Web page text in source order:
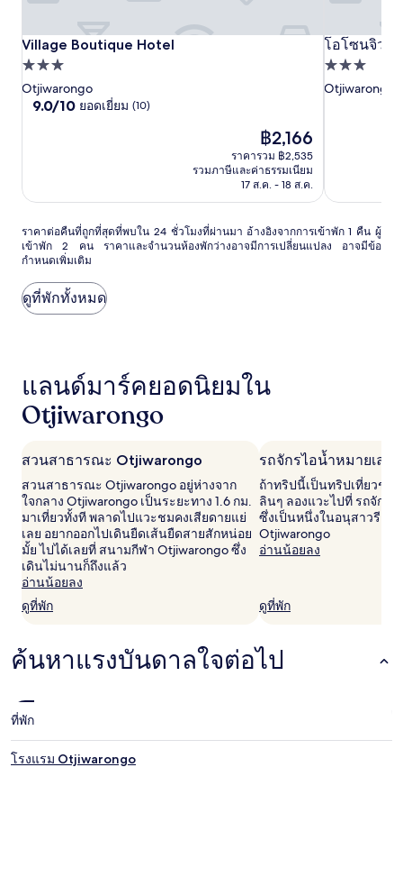
ห้อง
พัก
ว่าง
อาจ
กำหนด
เติม
Village
Boutique
Hotel
Village
Boutique
Hotel
Village Boutique Hotel
Village Boutique Hotel
ที่พัก
3.0
ดาว
Otjiwarongo
9.0
9.0/10 ยอดเยี่ยม (10)
ราคา
ปัจจุบัน
คือ
฿2,166
฿2,166
ราคารวม ฿2,535
รวมภาษีและค่าธรรมเนียม
17 ส.ค. - 18 ส.ค.
โอโซน
จิวา
เอา
โอโซนจิวา
โอโซนจิวา
ที่พัก
3.0
Otjiwarongo
ราคา
ต่อ
คืน
ถูก
ที่สุด
ชั่วโมง
ที่
ผ่าน
มา
จาก
เข้า
พัก
1
คืน
ผู้
เข้า
พัก
2
และ
จำนวน
พัก
ว่าง
การ
ราคาต่อคืนที่ถูกที่สุดที่พบใน 24 ชั่วโมงที่ผ่านมา อ้างอิงจากการเข้าพัก 1 คืน ผู้
เข้าพัก 2 คน ราคาและจำนวนห้องพักว่างอาจมีการเปลี่ยนแปลง อาจมีข้อ
กำหนดเพิ่มเติม
ดูที่พักทั้งหมด
แลนด์มาร์คยอดนิยมใน
Otjiwarongo
สวนสาธารณะ Otjiwarongo
สวนสาธารณะ Otjiwarongo อยู่ห่างจาก
ใจกลาง Otjiwarongo เป็นระยะทาง 1.6 กม.
มาเที่ยวทั้งที พลาดไปแวะชมคงเสียดายแย่
เลย อยากออกไปเดินยืดเส้นยืดสายสักหน่อย
มั้ย ไปได้เลยที่ สนามกีฬา Otjiwarongo ซึ่ง
เดินไม่นานก็ถึงแล้ว
อ่านน้อยลง
ดูที่พัก
รถจักรไอน้ำหมายเลข
ถ้าทริปนี้เป็นทริปเที่ยวชม
ลินๆ ลองแวะไปที่ รถจักรไ
ซึ่งเป็นหนึ่งในอนุสาวรีย์อี
Otjiwarongo
อ่านน้อยลง
ดูที่พัก
ค้นหาแรงบันดาลใจต่อไป
ที่พัก
โรงแรม Otjiwarongo